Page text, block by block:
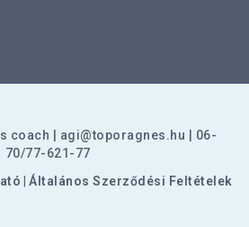
coach agi@toporagnes.hu
06-
70/77-621-77
Általános Szerződési Feltételek